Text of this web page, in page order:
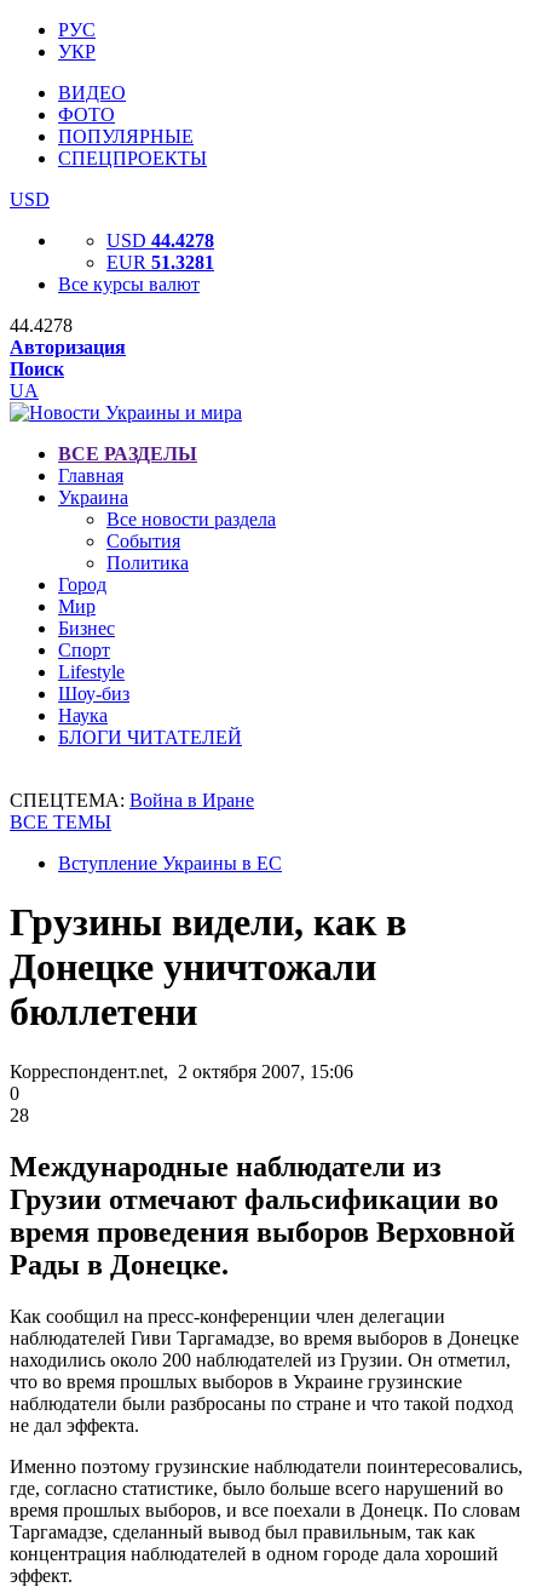
РУС
УКР
ВИДЕО
ФОТО
ПОПУЛЯРНЫЕ
СПЕЦПРОЕКТЫ
USD
USD 44.4278
EUR 51.3281
Все курсы валют
44.4278
Авторизация
Поиск
UA
ВСЕ РАЗДЕЛЫ
Главная
Украина
Все новости раздела
События
Политика
Город
Мир
Бизнес
Спорт
Lifestyle
Шоу-биз
Наука
БЛОГИ ЧИТАТЕЛЕЙ
СПЕЦТЕМА: Война в Иране
ВСЕ ТЕМЫ
Вступление Украины в ЕС
Грузины видели, как в
Донецке уничтожали
бюллетени
Корреспондент.net, 2 октября 2007, 15:06
0
28
Международные наблюдатели из
Грузии отмечают фальсификации во
время проведения выборов Верховной
Рады в Донецке.
Как сообщил на пресс-конференции член делегации
наблюдателей Гиви Таргамадзе, во время выборов в Донецке
находились около 200 наблюдателей из Грузии. Он отметил,
что во время прошлых выборов в Украине грузинские
наблюдатели были разбросаны по стране и что такой подход
не дал эффекта.
Именно поэтому грузинские наблюдатели поинтересовались,
где, согласно статистике, было больше всего нарушений во
время прошлых выборов, и все поехали в Донецк. По словам
Таргамадзе, сделанный вывод был правильным, так как
концентрация наблюдателей в одном городе дала хороший
эффект.